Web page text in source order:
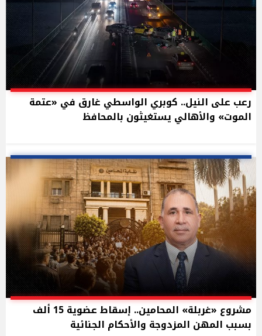
رعب على النيل.. كوبري الواسطي غارق في «عتمة
الموت» والأهالي يستغيثون بالمحافظ
مشروع «غربلة» المحامين.. إسقاط عضوية 15 ألف
بسبب المهن المزدوجة والأحكام الجنائية